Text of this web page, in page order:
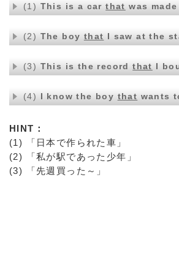
(1) This is a carthat was
(2) The boy that I saw at the
(3) This is the recordthat I
(4) I know the boy that wants
HINT：
(1) 「日本で作られた車」
(2) 「私が駅であった少年」
(3) 「先週買った～」